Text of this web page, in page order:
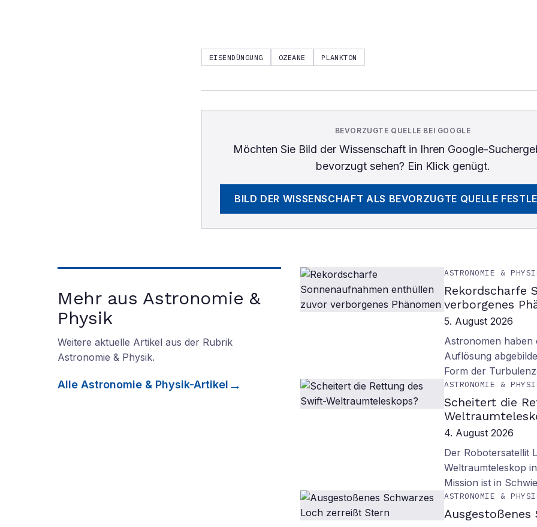
EISENDÜNGUNG OZEANE PLANKTON
BEVORZUGTE QUELLE BEI GOOGLE
Möchten Sie Bild der Wissenschaftin Ihren Google-
bevorzugt sehen? Ein Klick genügt.
BILD DER WISSENSCHAFT ALS BEVORZUGTE QUELLE
Mehr aus Astronomie &
Physik
Weitere aktuelle Artikel aus der Rubrik
Astronomie & Physik.
Alle Astronomie & Physik-Artikel
ASTRONOMIE &
Rekordscharfe
verborgenes
5. August 2026
Astronomen
Auflösung
Form der
ASTRONOMIE &
Scheitert die
4. August 2026
Der Robotersatellit
Weltraumteleskop
Mission ist in
ASTRONOMIE &